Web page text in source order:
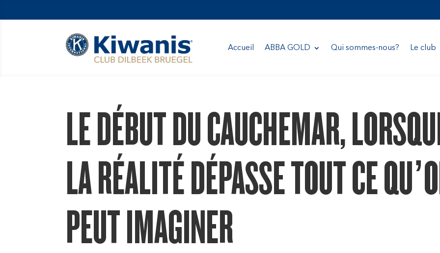
Accueil ABBA GOLD Qui sommes-nous? Le club
LE DÉBUT DU CAUCHEMAR,
LA RÉALITÉ DÉPASSE TOUT CE
PEUT IMAGINER